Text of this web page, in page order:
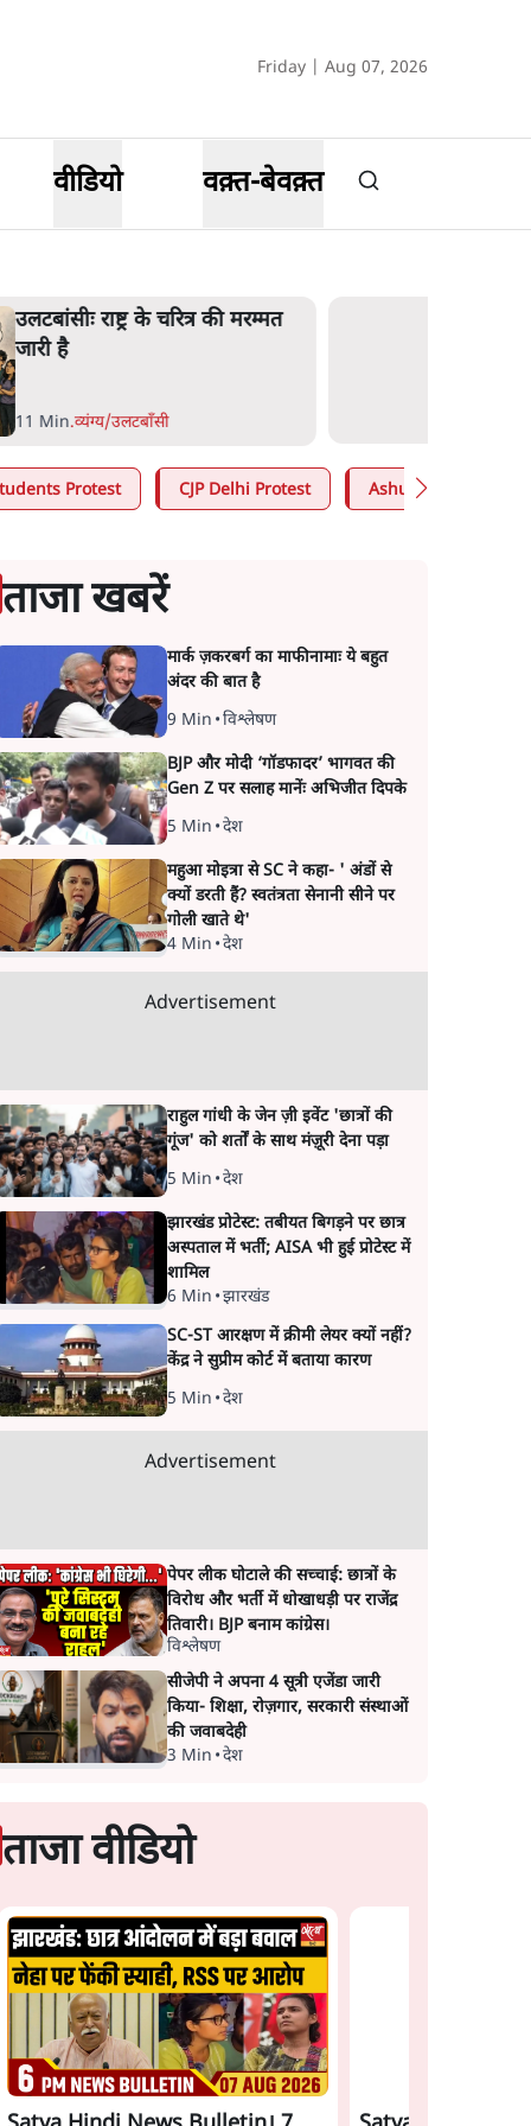
Friday | Aug 07, 2026
वीडियो वक़्त-बेवक़्त
उलटबांसीः राष्ट्र के चरित्र की मरम्मत
जारी है
11 Min.व्यंग्य/उलटबाँसी
Protest CJP Delhi Protest Ashutosh Ki Baat
ताजा खबरें
मार्क ज़करबर्ग का माफीनामाः ये बहुत
अंदर की बात है
9 Min •विश्लेषण
BJP और मोदी ‘गॉडफादर’ भागवत की
Gen Z पर सलाह मानेंः अभिजीत दिपके
5 Min •देश
महुआ मोइत्रा से SC ने कहा- ' अंडों से
क्यों डरती हैं? स्वतंत्रता सेनानी सीने पर
गोली खाते थे'
4 Min •देश
Advertisement
राहुल गांधी के जेन ज़ी इवेंट 'छात्रों की
गूंज' को शर्तों के साथ मंज़ूरी देना पड़ा
5 Min •देश
झारखंड प्रोटेस्ट: तबीयत बिगड़ने पर छात्र
अस्पताल में भर्ती; AISA भी हुई प्रोटेस्ट में
शामिल
6 Min •झारखंड
SC-ST आरक्षण में क्रीमी लेयर क्यों नहीं?
केंद्र ने सुप्रीम कोर्ट में बताया कारण
5 Min •देश
Advertisement
पेपर लीक घोटाले की सच्चाई: छात्रों के
विरोध और भर्ती में धोखाधड़ी पर राजेंद्र
तिवारी। BJP बनाम कांग्रेस।
विश्लेषण
सीजेपी ने अपना 4 सूत्री एजेंडा जारी
किया- शिक्षा, रोज़गार, सरकारी संस्थाओं
की जवाबदेही
3 Min •देश
ताजा वीडियो